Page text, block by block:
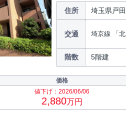
住所 埼玉県戸
交通 埼京線 「
階数 5階建
価格
値下げ：2026/06/06
2,880万円